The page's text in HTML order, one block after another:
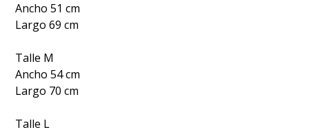
Ancho 51 cm
Largo 69 cm
Talle M
Ancho 54 cm
Largo 70 cm
Talle L